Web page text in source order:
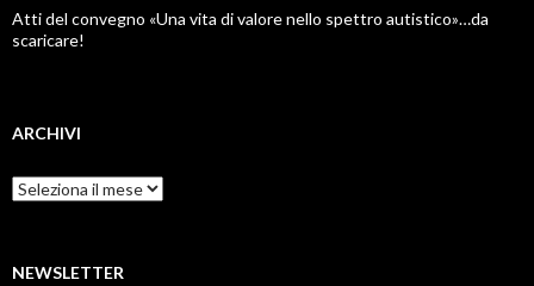
Atti del convegno «Una vita di valore nello spettro autistico»…da
scaricare!
ARCHIVI
Archivi
NEWSLETTER